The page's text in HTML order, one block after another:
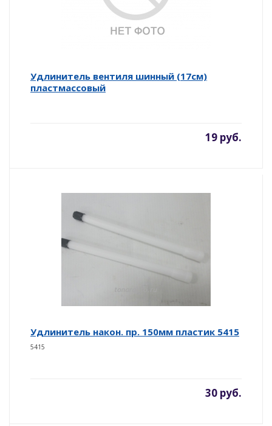
Удлинитель вентиля шинный (17см)
пластмассовый
19 руб.
Удлинитель након. пр. 150мм пластик 5415
5415
30 руб.